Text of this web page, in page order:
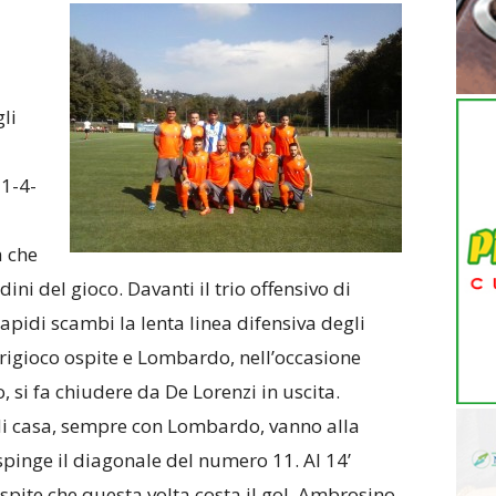
4-
che
del gioco. Davanti il trio offensivo di
scambi la lenta linea difensiva degli
ospite e Lombardo, nell’occasione
si fa chiudere da De Lorenzi in uscita.
casa, sempre con Lombardo, vanno alla
il diagonale del numero 11. Al 14’